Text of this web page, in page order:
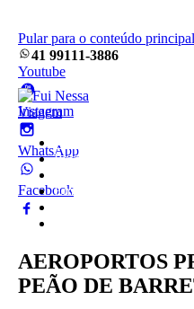
Pular para o conteúdo principal
41 99111-3886
Youtube
Instagram
WhatsApp
Facebook
Home
Pacotes
Empresa
AEROPORTOS
PEÃO DE